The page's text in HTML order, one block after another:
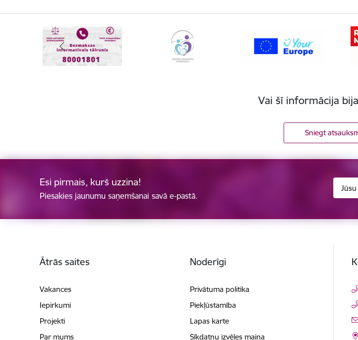
Vai šī informācija
Sniegt
Esi pirmais, kurš uzzina!
Piesakies jaunumu saņemšanai savā e-pastā.
Ātrās saites
Vakances
Iepirkumi
Projekti
Par mums
Noderīgi
Privātuma politika
Piekļūstamība
Lapas karte
Sīkdatņu izvēles maiņa